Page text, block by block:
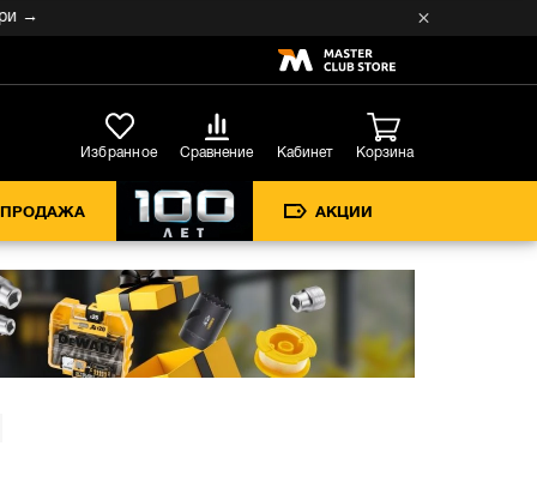
Избранное Сравнение Кабинет Корзина
АКЦИИ